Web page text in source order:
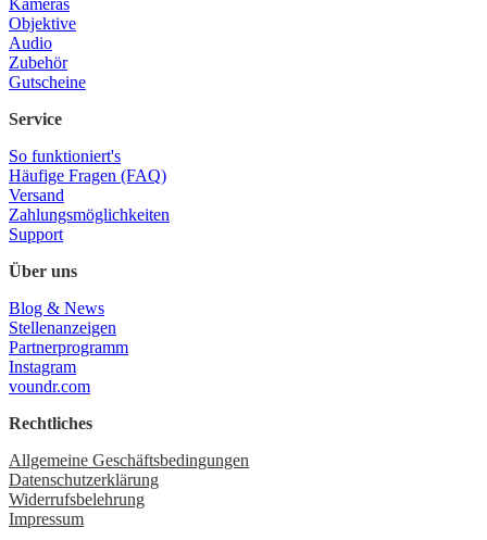
Kameras
Objektive
Audio
Zubehör
Gutscheine
Service
So funktioniert's
Häufige Fragen (FAQ)
Versand
Zahlungsmöglichkeiten
Support
Über uns
Blog & News
Stellenanzeigen
Partnerprogramm
Instagram
voundr.com
Rechtliches
Allgemeine Geschäftsbedingungen
Datenschutzerklärung
Widerrufsbelehrung
Impressum